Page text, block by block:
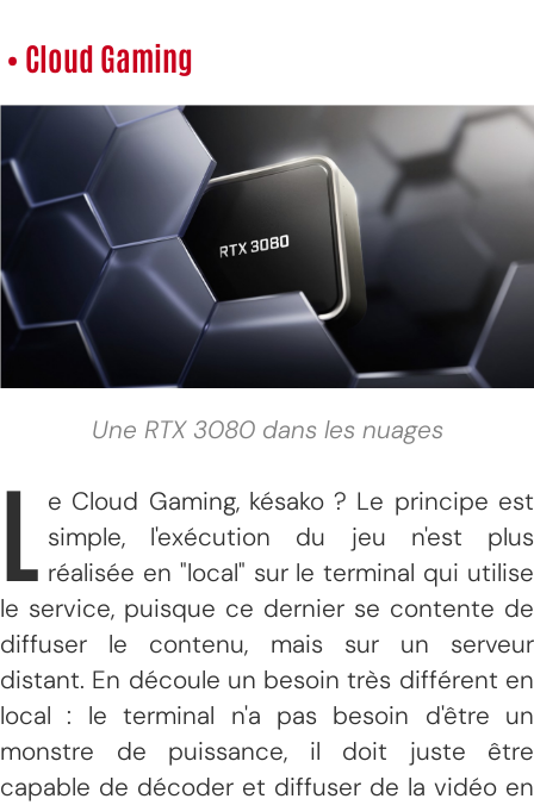
• Cloud Gaming
Une RTX 3080 dans les nuages
L
e Cloud Gaming, késako ? Le principe est
simple, l'exécution du jeu n'est plus
réalisée en "local" sur le terminal qui utilise
le service, puisque ce dernier se contente de
diffuser le contenu, mais sur un serveur
distant. En découle un besoin très différent en
local : le terminal n'a pas besoin d'être un
monstre de puissance, il doit juste être
capable de décoder et diffuser de la vidéo en